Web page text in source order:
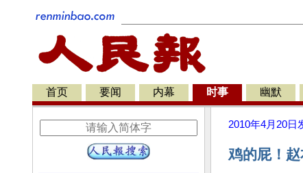
首页 要闻 内幕 时事 幽默
2010年4月20日
鸡的屁！赵